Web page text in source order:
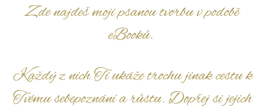
Zde najdeš moji psanou tvorbu v podobě
eBooků.
Každý z nich Ti ukáže trochu jinak cestu k
Tvému sebepoznání a růstu. Dopřej si jejich